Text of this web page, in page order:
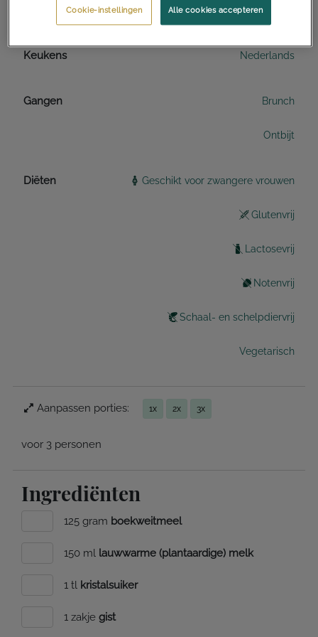
Keukens Nederlands
Gangen Brunch
Ontbijt
Diëten Geschikt voor zwangere vrouwen
Glutenvrij
Lactosevrij
Notenvrij
Schaal- en schelpdiervrij
Vegetarisch
Aanpassen porties: 1x 2x 3x
voor 3 personen
Ingrediënten
125 gram boekweitmeel
150 ml lauwwarme (plantaardige) melk
1 tl kristalsuiker
1 zakje gist
Alle cookies accepteren
Cookie-instellingen